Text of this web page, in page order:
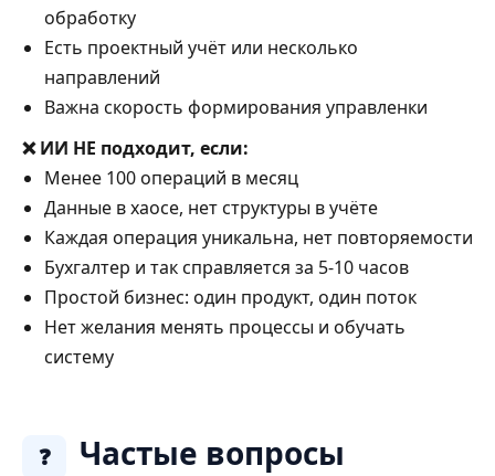
обработку
Есть проектный учёт или несколько
направлений
Важна скорость формирования управленки
❌ ИИ НЕ подходит, если:
Менее 100 операций в месяц
Данные в хаосе, нет структуры в учёте
Каждая операция уникальна, нет повторяемости
Бухгалтер и так справляется за 5-10 часов
Простой бизнес: один продукт, один поток
Нет желания менять процессы и обучать
систему
❓ Частые вопросы